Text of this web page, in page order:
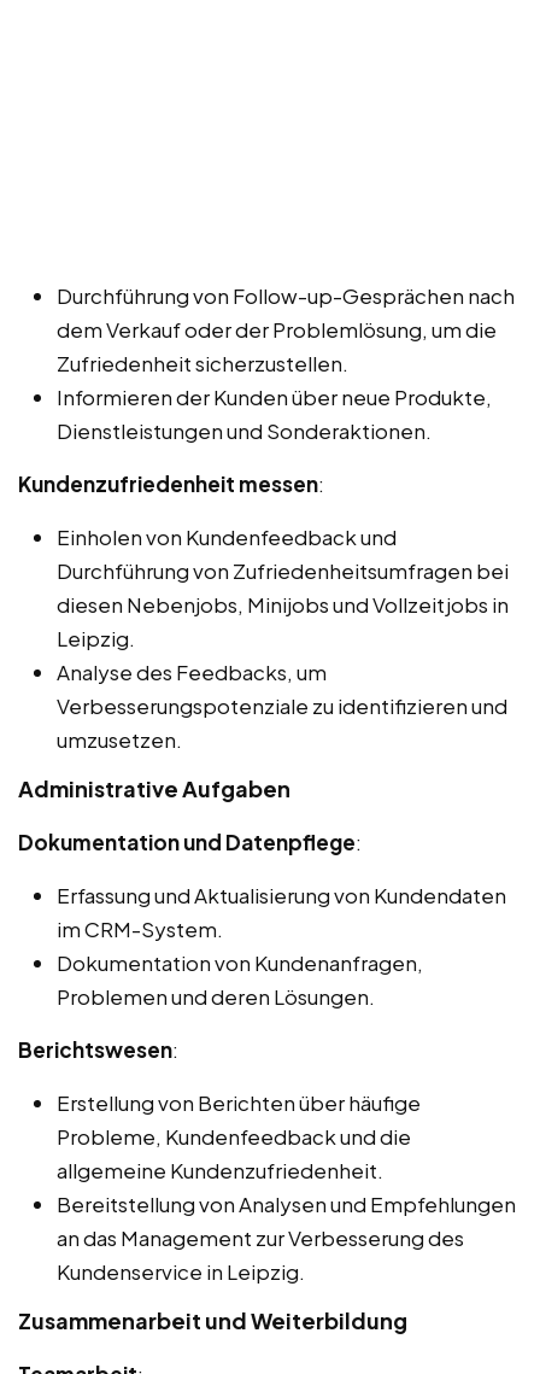
Durchführung von Follow-up-Gesprächen nach
dem Verkauf oder der Problemlösung, um die
Zufriedenheit sicherzustellen.
Informieren der Kunden über neue Produkte,
Dienstleistungen und Sonderaktionen.
Kundenzufriedenheit messen:
Einholen von Kundenfeedback und
Durchführung von Zufriedenheitsumfragen bei
diesen Nebenjobs, Minijobs und Vollzeitjobs in
Leipzig.
Analyse des Feedbacks, um
Verbesserungspotenziale zu identifizieren und
umzusetzen.
Administrative Aufgaben
Dokumentation und Datenpflege:
Erfassung und Aktualisierung von Kundendaten
im CRM-System.
Dokumentation von Kundenanfragen,
Problemen und deren Lösungen.
Berichtswesen:
Erstellung von Berichten über häufige
Probleme, Kundenfeedback und die
allgemeine Kundenzufriedenheit.
Bereitstellung von Analysen und Empfehlungen
an das Management zur Verbesserung des
Kundenservice in Leipzig.
Zusammenarbeit und Weiterbildung